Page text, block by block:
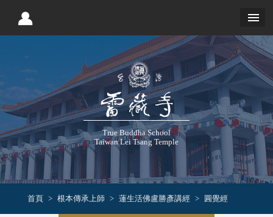
True Buddha School
Taiwan Lei Tsang Temple
首頁 根本傳承上師 蓮生活佛盧勝彥講經 圓覺經